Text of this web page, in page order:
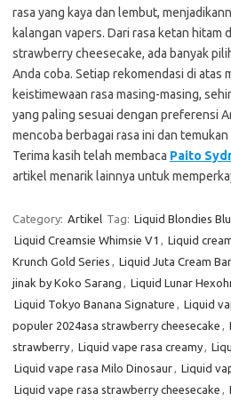
rasa yang kaya dan lembut,
kalangan vapers. Dari rasa ketan hitam
strawberry cheesecake, ada banyak
Anda coba. Setiap rekomendasi di atas
keistimewaan rasa masing-masing,
yang paling sesuai dengan preferensi
mencoba berbagai rasa ini dan
Terima kasih telah membaca Paito
artikel menarik lainnya untuk
Category: Artikel Tag: Liquid Blondies
Liquid Creamsie Whimsie V1
Liquid
Krunch Gold Series
Liquid Juta Cream
jinak by Koko Sarang
Liquid Lunar
Liquid Tokyo Banana Signature
Liquid
populer 2024asa strawberry cheesecake
strawberry
Liquid vape rasa creamy
Liquid vape rasa Milo Dinosaur
Liquid
Liquid vape rasa strawberry cheesecake